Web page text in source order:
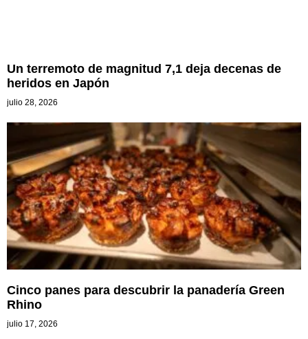
Un terremoto de magnitud 7,1 deja decenas de
heridos en Japón
julio 28, 2026
Cinco panes para descubrir la panadería Green
Rhino
julio 17, 2026